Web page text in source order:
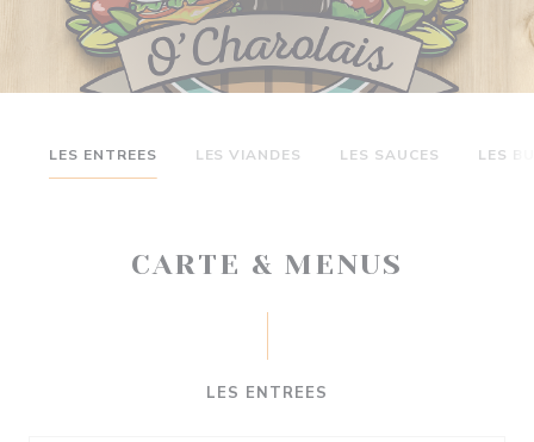
LES ENTREES LES VIANDES LES SAUCES LES
CARTE & MENUS
LES ENTREES